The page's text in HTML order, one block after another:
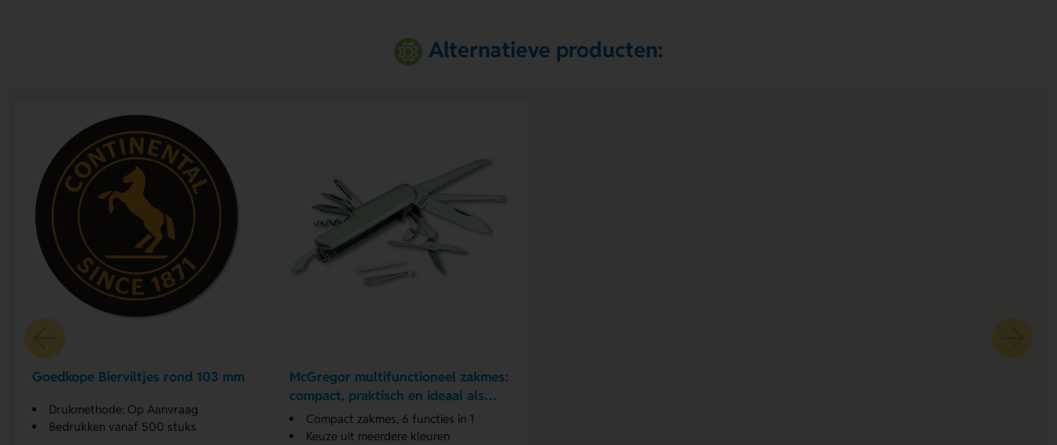
Alternatieve producten:
Goedkope Bierviltjes rond 103 mm
Drukmethode: Op Aanvraag
Bedrukken vanaf 500 stuks
McGregor multifunctioneel zakmes:
compact, praktisch en ideaal als
relatiegeschenk
Compact zakmes, 6 functies in 1
Keuze uit meerdere kleuren